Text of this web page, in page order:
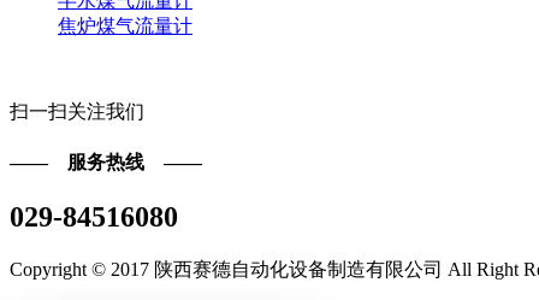
焦炉煤气流量计
扫一扫关注我们
—— 服务热线 ——
029-84516080
Copyright © 2017 陕西赛德自动化设备制造有限公司 All Right